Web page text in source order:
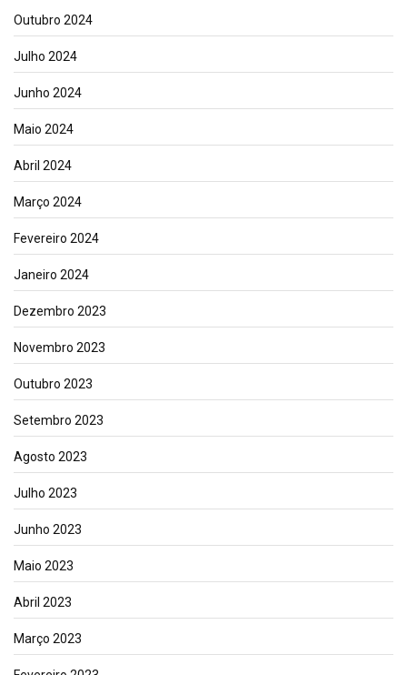
Outubro 2024
Julho 2024
Junho 2024
Maio 2024
Abril 2024
Março 2024
Fevereiro 2024
Janeiro 2024
Dezembro 2023
Novembro 2023
Outubro 2023
Setembro 2023
Agosto 2023
Julho 2023
Junho 2023
Maio 2023
Abril 2023
Março 2023